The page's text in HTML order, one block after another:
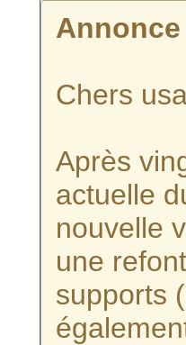
Annonce
Chers
Après
actuelle
nouvelle
une
supports